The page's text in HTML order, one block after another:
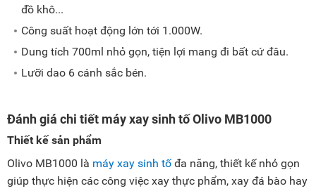
đồ khô...
Công suất hoạt động lớn tới 1.000W.
Dung tích 700ml nhỏ gọn, tiện lợi mang đi bất cứ đâu.
Lưỡi dao 6 cánh sắc bén.
Đánh giá chi tiết máy xay sinh tố Olivo MB1000
Thiết kế sản phẩm
Olivo MB1000 là máy xay sinh tốđa năng, thiết kế nhỏ gọn
giúp thực hiện các công việc xay thực phẩm, xay đá bào hay